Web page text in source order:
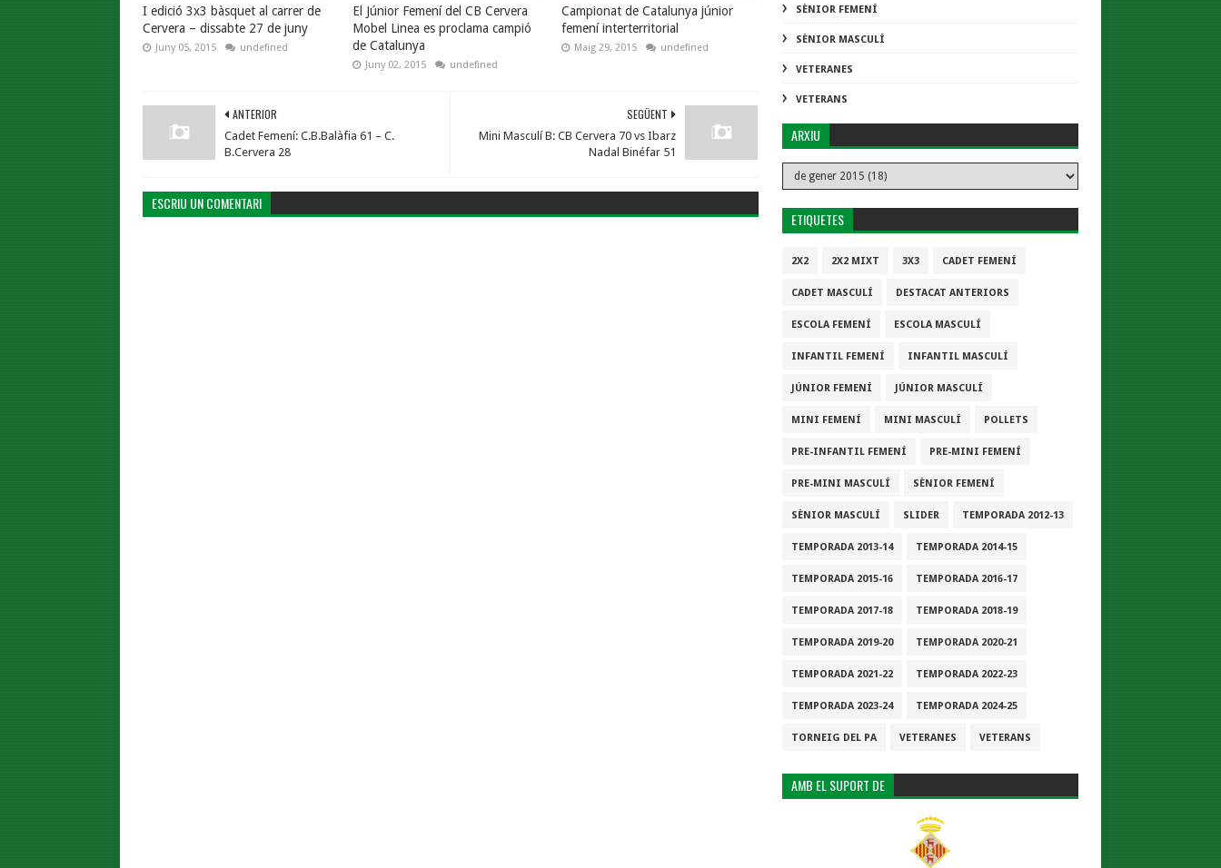
I edició 3x3 bàsquet al carrer de
Cervera – dissabte 27 de juny
Juny 05, 2015 undefined
El Júnior Femení del CB Cervera
Mobel Linea es proclama campió
de Catalunya
Juny 02, 2015 undefined
Campionat de Catalunya júnior
femení interterritorial
Maig 29, 2015 undefined
SEGÜENT
Mini Masculí B: CB Cervera 70 vs Ibarz
Nadal Binéfar 51
ANTERIOR
Cadet Femení: C.B.Balàfia 61 – C.
B.Cervera 28
ESCRIU UN COMENTARI
SÈNIOR FEMENÍ
SÈNIOR MASCULÍ
VETERANES
VETERANS
ARXIU
ETIQUETES
2X2 2X2 MIXT 3X3 CADET FEMENÍ
CADET MASCULÍ DESTACAT ANTERIORS
ESCOLA FEMENÍ ESCOLA MASCULÍ
INFANTIL FEMENÍ INFANTIL MASCULÍ
JÚNIOR FEMENÍ JÚNIOR MASCULÍ
MINI FEMENÍ MINI MASCULÍ POLLETS
PRE-INFANTIL FEMENÍ PRE-MINI FEMENÍ
PRE-MINI MASCULÍ SÈNIOR FEMENÍ
SÈNIOR MASCULÍ SLIDER TEMPORADA 2012-13
TEMPORADA 2013-14 TEMPORADA 2014-15
TEMPORADA 2015-16 TEMPORADA 2016-17
TEMPORADA 2017-18 TEMPORADA 2018-19
TEMPORADA 2019-20 TEMPORADA 2020-21
TEMPORADA 2021-22 TEMPORADA 2022-23
TEMPORADA 2023-24 TEMPORADA 2024-25
TORNEIG DEL PA VETERANES VETERANS
AMB EL SUPORT DE